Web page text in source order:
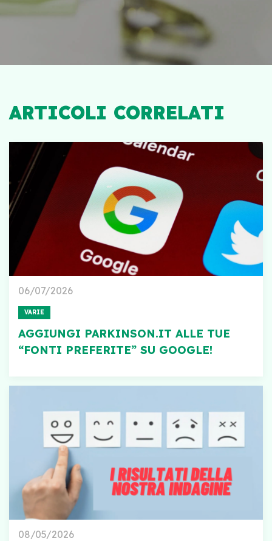
ARTICOLI CORRELATI
06/07/2026
VARIE
AGGIUNGI PARKINSON.IT ALLE TUE
“FONTI PREFERITE” SU GOOGLE!
08/05/2026